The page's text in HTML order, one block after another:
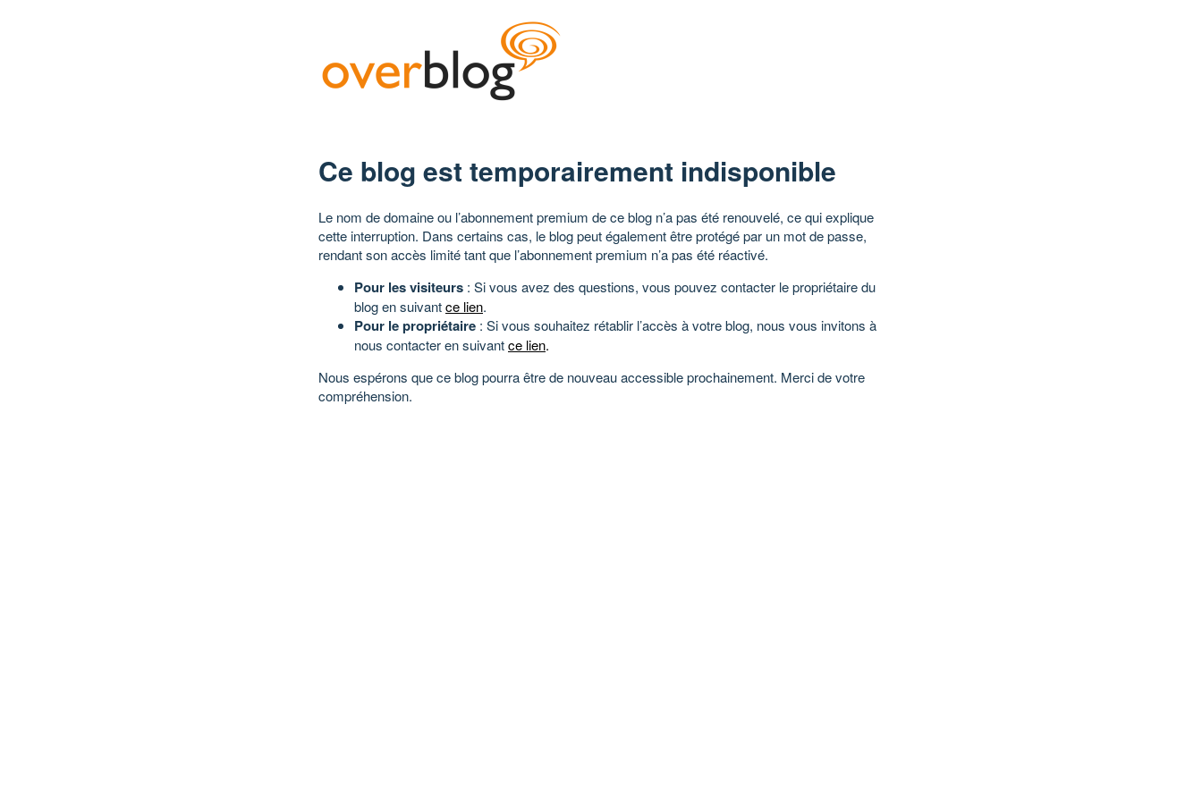
Ce blog est temporairement indisponible
Le nom de domaine ou l’abonnement premium de ce blog n’a pas été renouvelé, ce qui explique
cette interruption. Dans certains cas, le blog peut également être protégé par un mot de passe,
rendant son accès limité tant que l’abonnement premium n’a pas été réactivé.
Pour les visiteurs : Si vous avez des questions, vous pouvez contacter le propriétaire du
blog en suivantce lien.
Pour le propriétaire : Si vous souhaitez rétablir l’accès à votre blog, nous vous invitons à
nous contacter en suivantce lien.
Nous espérons que ce blog pourra être de nouveau accessible prochainement. Merci de votre
compréhension.